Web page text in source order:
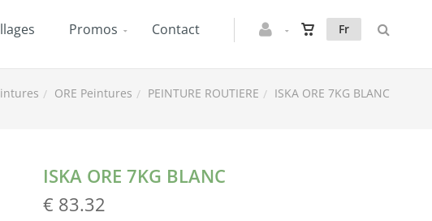
Fr
Promos Contact
ORE Peintures PEINTURE ROUTIERE ISKA ORE 7KG BLANC
ISKA ORE 7KG BLANC
€ 83.32